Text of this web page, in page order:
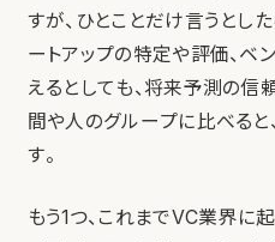
すが、ひとことだけ言うとし
ートアップの特定や評価、ベ
えるとしても、将来予測の信
間や人のグループに比べる
す。
もう1つ、これまでVC業界に